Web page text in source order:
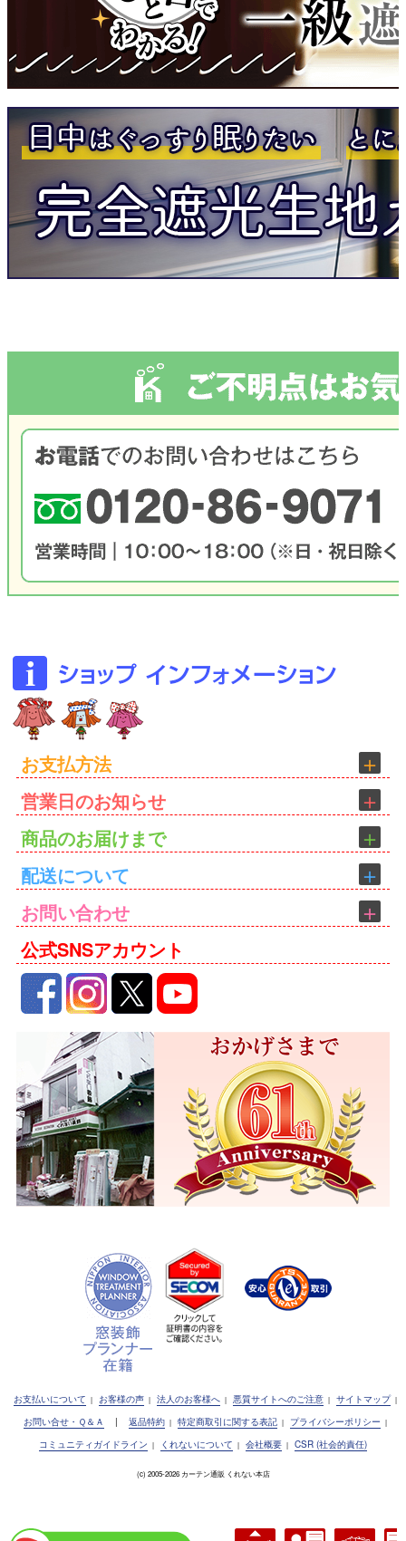
お支払方法
営業日のお知らせ
商品のお届けまで
配送について
お問い合わせ
公式SNSアカウント
お支払いについて | お客様の声 | 法人のお客様へ | 悪質サイトへのご注意 | サイトマップ |
お問い合せ・Ｑ＆Ａ | 返品特約 | 特定商取引に関する表記 | プライバシーポリシー |
コミュニティガイドライン | くれないについて | 会社概要 | CSR (社会的責任)
(c) 2005-2026 カーテン通販 くれない本店